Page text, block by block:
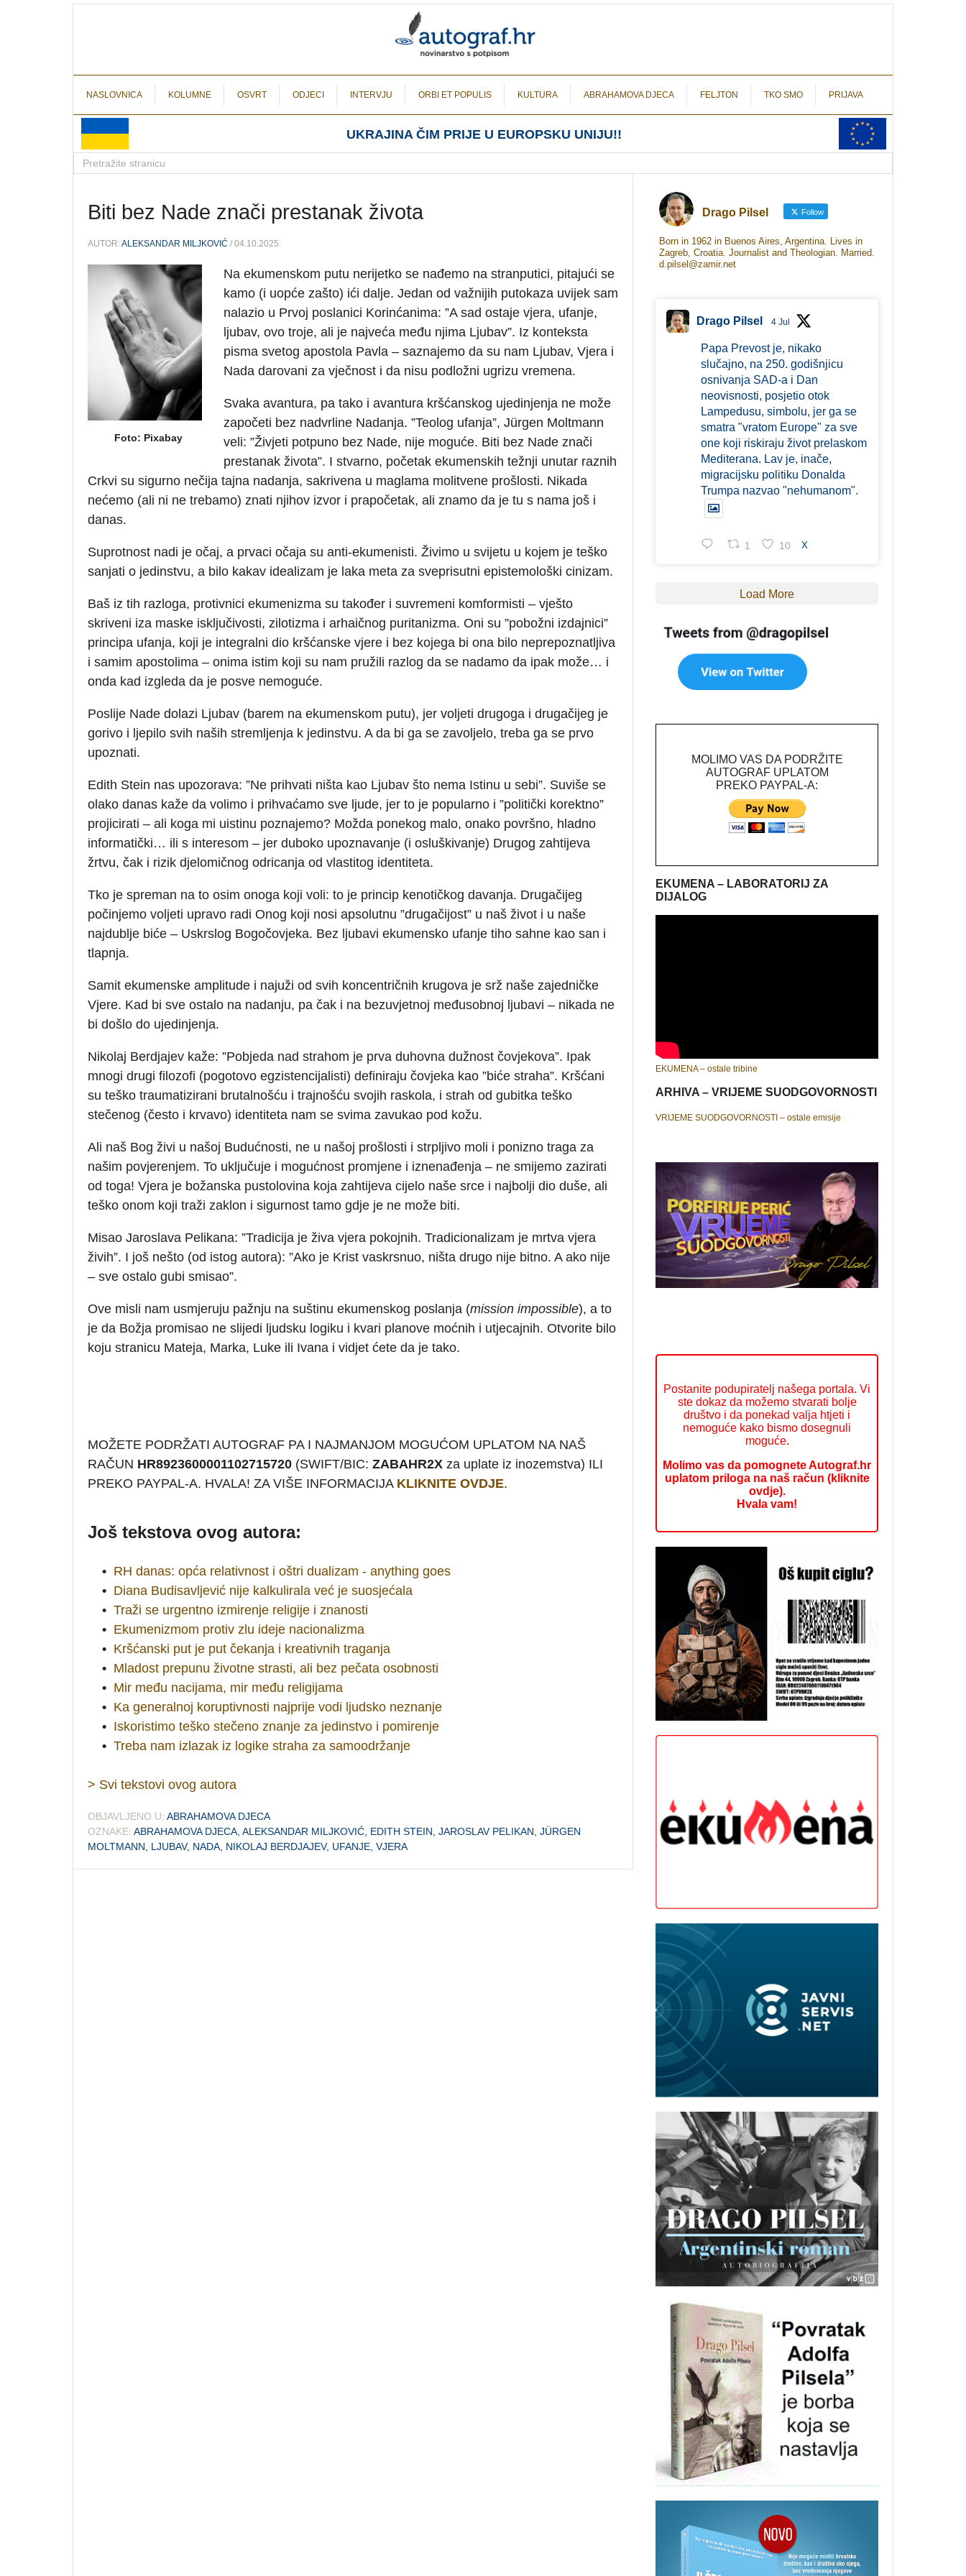
NASLOVNICA KOLUMNE OSVRT ODJECI INTERVJU ORBI ET POPULIS KULTURA ABRAHAMOVA DJECA FELJTON TKO SMO PRIJAVA
UKRAJINA ČIM PRIJE U EUROPSKU UNIJU!!
Biti bez Nade znači prestanak života
AUTOR:ALEKSANDAR MILJKOVIĆ / 04.10.2025.
Foto: Pixabay
Na ekumenskom putu nerijetko se nađemo na stranputici, pitajući se
kamo (i uopće zašto) ići dalje. Jedan od važnijih putokaza uvijek sam
nalazio u Prvoj poslanici Korinćanima: ”A sad ostaje vjera, ufanje,
ljubav, ovo troje, ali je najveća među njima Ljubav”. Iz konteksta
pisma svetog apostola Pavla – saznajemo da su nam Ljubav, Vjera i
Nada darovani za vječnost i da nisu podložni ugrizu vremena.
Svaka avantura, pa tako i avantura kršćanskog ujedinjenja ne može
započeti bez nadvrline Nadanja. ”Teolog ufanja”, Jürgen Moltmann
veli: ”Živjeti potpuno bez Nade, nije moguće. Biti bez Nade znači
prestanak života”. I stvarno, početak ekumenskih težnji unutar raznih
Crkvi su sigurno nečija tajna nadanja, sakrivena u maglama molitvene prošlosti. Nikada
nećemo (ali ni ne trebamo) znati njihov izvor i prapočetak, ali znamo da je tu s nama još i
danas.
Suprotnost nadi je očaj, a prvaci očaja su anti-ekumenisti. Živimo u svijetu u kojem je teško
sanjati o jedinstvu, a bilo kakav idealizam je laka meta za sveprisutni epistemološki cinizam.
Baš iz tih razloga, protivnici ekumenizma su također i suvremeni komformisti – vješto
skriveni iza maske isključivosti, zilotizma i arhaičnog puritanizma. Oni su ”pobožni izdajnici”
principa ufanja, koji je integralni dio kršćanske vjere i bez kojega bi ona bilo neprepoznatljiva
i samim apostolima – onima istim koji su nam pružili razlog da se nadamo da ipak može… i
onda kad izgleda da je posve nemoguće.
Poslije Nade dolazi Ljubav (barem na ekumenskom putu), jer voljeti drugoga i drugačijeg je
gorivo i ljepilo svih naših stremljenja k jedinstvu. A da bi ga se zavoljelo, treba ga se prvo
upoznati.
Edith Stein nas upozorava: ”Ne prihvati ništa kao Ljubav što nema Istinu u sebi”. Suviše se
olako danas kaže da volimo i prihvaćamo sve ljude, jer to je popularno i ”politički korektno”
projicirati – ali koga mi uistinu poznajemo? Možda ponekog malo, onako površno, hladno
informatički… ili s interesom – jer duboko upoznavanje (i osluškivanje) Drugog zahtijeva
žrtvu, čak i rizik djelomičnog odricanja od vlastitog identiteta.
Tko je spreman na to osim onoga koji voli: to je princip kenotičkog davanja. Drugačijeg
počinjemo voljeti upravo radi Onog koji nosi apsolutnu ”drugačijost” u naš život i u naše
najdublje biće – Uskrslog Bogočovjeka. Bez ljubavi ekumensko ufanje tiho sahne kao san i
tlapnja.
Samit ekumenske amplitude i najuži od svih koncentričnih krugova je srž naše zajedničke
Vjere. Kad bi sve ostalo na nadanju, pa čak i na bezuvjetnoj međusobnoj ljubavi – nikada ne
bi došlo do ujedinjenja.
Nikolaj Berdjajev kaže: ”Pobjeda nad strahom je prva duhovna dužnost čovjekova”. Ipak
mnogi drugi filozofi (pogotovo egzistencijalisti) definiraju čovjeka kao ”biće straha”. Kršćani
su teško traumatizirani brutalnošću i trajnošću svojih raskola, i strah od gubitka teško
stečenog (često i krvavo) identiteta nam se svima zavukao pod kožu.
Ali naš Bog živi u našoj Budućnosti, ne u našoj prošlosti i strpljivo moli i ponizno traga za
našim povjerenjem. To uključuje i mogućnost promjene i iznenađenja – ne smijemo zazirati
od toga! Vjera je božanska pustolovina koja zahtijeva cijelo naše srce i najbolji dio duše, ali
teško onom koji traži zaklon i sigurnost tamo gdje je ne može biti.
Misao Jaroslava Pelikana: ”Tradicija je živa vjera pokojnih. Tradicionalizam je mrtva vjera
živih”. I još nešto (od istog autora): ”Ako je Krist vaskrsnuo, ništa drugo nije bitno. A ako nije
– sve ostalo gubi smisao”.
Ove misli nam usmjeruju pažnju na suštinu ekumenskog poslanja (mission impossible), a to
je da Božja promisao ne slijedi ljudsku logiku i kvari planove moćnih i utjecajnih. Otvorite bilo
koju stranicu Mateja, Marka, Luke ili Ivana i vidjet ćete da je tako.
MOŽETE PODRŽATI AUTOGRAF PA I NAJMANJOM MOGUĆOM UPLATOM NA NAŠ
RAČUN HR8923600001102715720 (SWIFT/BIC: ZABAHR2X za uplate iz inozemstva) ILI
PREKO PAYPAL-A. HVALA! ZA VIŠE INFORMACIJA KLIKNITE OVDJE.
Još tekstova ovog autora:
• RH danas: opća relativnost i oštri dualizam - anything goes
• Diana Budisavljević nije kalkulirala već je suosjećala
• Traži se urgentno izmirenje religije i znanosti
• Ekumenizmom protiv zlu ideje nacionalizma
• Kršćanski put je put čekanja i kreativnih traganja
• Mladost prepunu životne strasti, ali bez pečata osobnosti
• Mir među nacijama, mir među religijama
• Ka generalnoj koruptivnosti najprije vodi ljudsko neznanje
• Iskoristimo teško stečeno znanje za jedinstvo i pomirenje
• Treba nam izlazak iz logike straha za samoodržanje
> Svi tekstovi ovog autora
OBJAVLJENO U: ABRAHAMOVA DJECA
OZNAKE: ABRAHAMOVA DJECA ALEKSANDAR MILJKOVIĆ EDITH STEIN JAROSLAV PELIKAN JÜRGEN
MOLTMANN
LJUBAV, NADA NIKOLAJ BERDJAJEV, UFANJE VJERA
Drago Pilsel Follow
Born in 1962 in Buenos Aires, Argentina. Lives in
Zagreb, Croatia. Journalist and Theologian. Married.
d.pilsel@zamir.net
Drago Pilsel 4 Jul
Papa Prevost je, nikako
slučajno, na 250. godišnjicu
osnivanja SAD-a i Dan
neovisnosti, posjetio otok
Lampedusu, simbolu, jer ga se
smatra "vratom Europe" za sve
one koji riskiraju život prelaskom
Mediterana. Lav je, inače,
migracijsku politiku Donalda
Trumpa nazvao "nehumanom".
1 10 X
Load More
MOLIMO VAS DA PODRŽITE
AUTOGRAF UPLATOM
PREKO PAYPAL-A:
EKUMENA – LABORATORIJ ZA
DIJALOG
EKUMENA – ostale tribine
ARHIVA – VRIJEME SUODGOVORNOSTI
VRIJEME SUODGOVORNOSTI – ostale emisije
Postanite podupiratelj našega portala. Vi
ste dokaz da možemo stvarati bolje
društvo i da ponekad valja htjeti i
nemoguće kako bismo dosegnuli
moguće.
Molimo vas da pomognete Autograf.hr
uplatom priloga na naš račun (kliknite
ovdje).
Hvala vam!